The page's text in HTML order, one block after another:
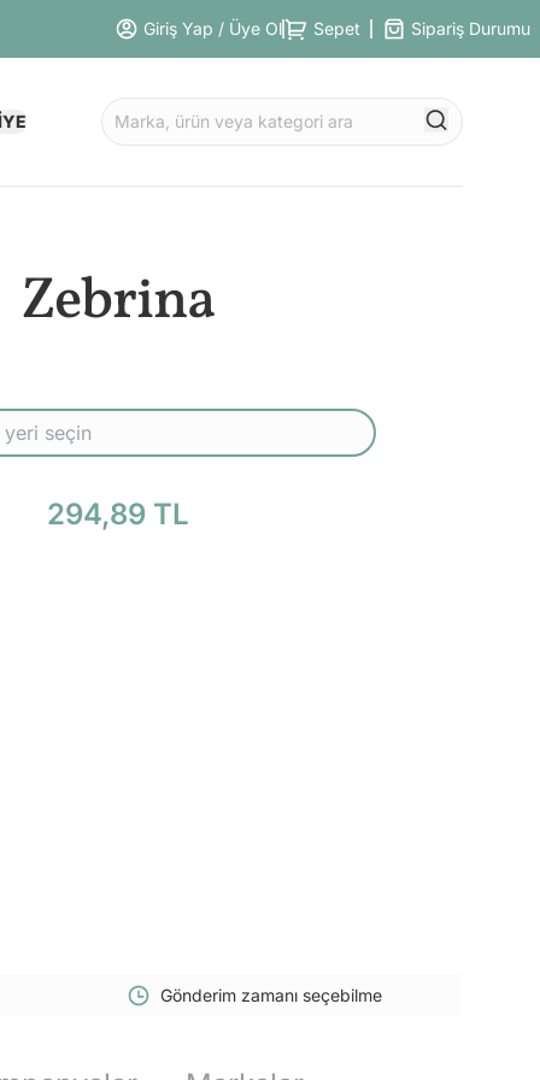
Giriş Yap / Üye Ol Sepet Sipariş Durumu
Zebrina
294,89 TL
Gönderim zamanı seçebilme